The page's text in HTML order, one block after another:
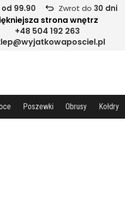
od 99.90 Zwrot do 30 dni
strona wnętrz
+48 504 192 263
Poszewki Obrusy Kołdry